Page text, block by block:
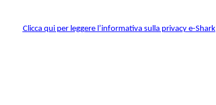
Clicca qui per leggere l’informativa sulla privacy e-Shark